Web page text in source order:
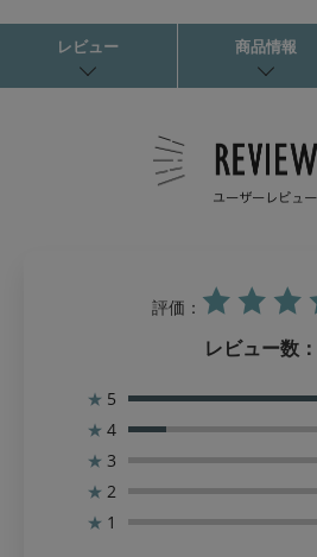
レビュー 商品情報
評価：
レビュー数：
★ 5
★ 4
★ 3
★ 2
★ 1